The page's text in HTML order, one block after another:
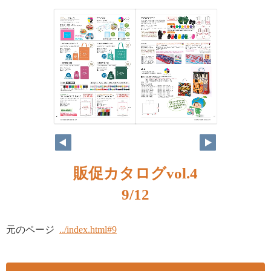
販促カタログvol.4
9/12
元のページ ../index.html#9